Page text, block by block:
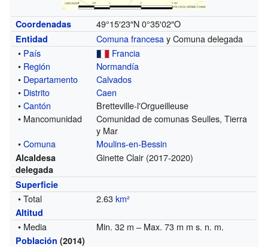
Coordenadas 49°15′23″N 0°35′02″O
Entidad Comuna francesay Comuna delegada
• País
Francia
• Región
Normandía
• Departamento
Calvados
• Distrito
Caen
•Cantón
Bretteville-l'Orgueilleuse
• Mancomunidad
Comunidad de comunas Seulles, Tierra
y Mar
•Comuna Moulins-en-Bessin
Alcaldesa
delegada
Ginette Clair (2017-2020)
Superficie
• Total 2.63km²
Altitud
• Media Min. 32 m – Max. 73 m m s. n. m.
Población (2014)